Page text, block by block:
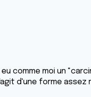
comme moi un
d'une forme assez